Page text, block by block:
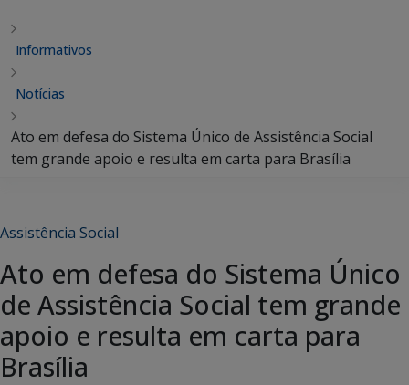
Informativos
Notícias
Ato em defesa do Sistema Único de Assistência Social
tem grande apoio e resulta em carta para Brasília
Assistência Social
Ato em defesa do Sistema Único
de Assistência Social tem grande
apoio e resulta em carta para
Brasília